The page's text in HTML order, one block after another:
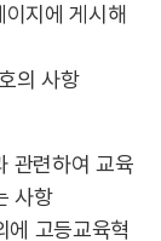
지에 게시해
의 사항
관련하여 교육
사항
고등교육혁